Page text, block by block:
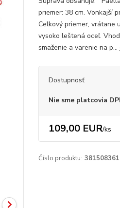
priemer: 38 cm. Vonkajší
Celkový priemer, vrátane
vysoko leštená oceľ.
smaženie a varenie na p...
Dostupnosť
Nie sme platcovia
109,00 EUR/ks
Číslo produktu: